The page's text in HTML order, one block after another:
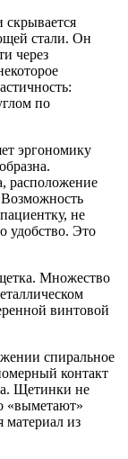
скрывается
стали. Он
через
по
эргономику
расположение
не
удобство. Это
Множество
винтовой
спиральное
контакт
Щетинки не
«выметают»
материал из